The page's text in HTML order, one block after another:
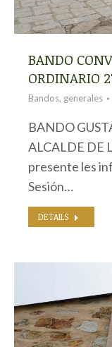
BANDO
ORDINARIO
Bandos, generales
BANDO
ALCALDE DE
presente les
Sesión…
DETAILS